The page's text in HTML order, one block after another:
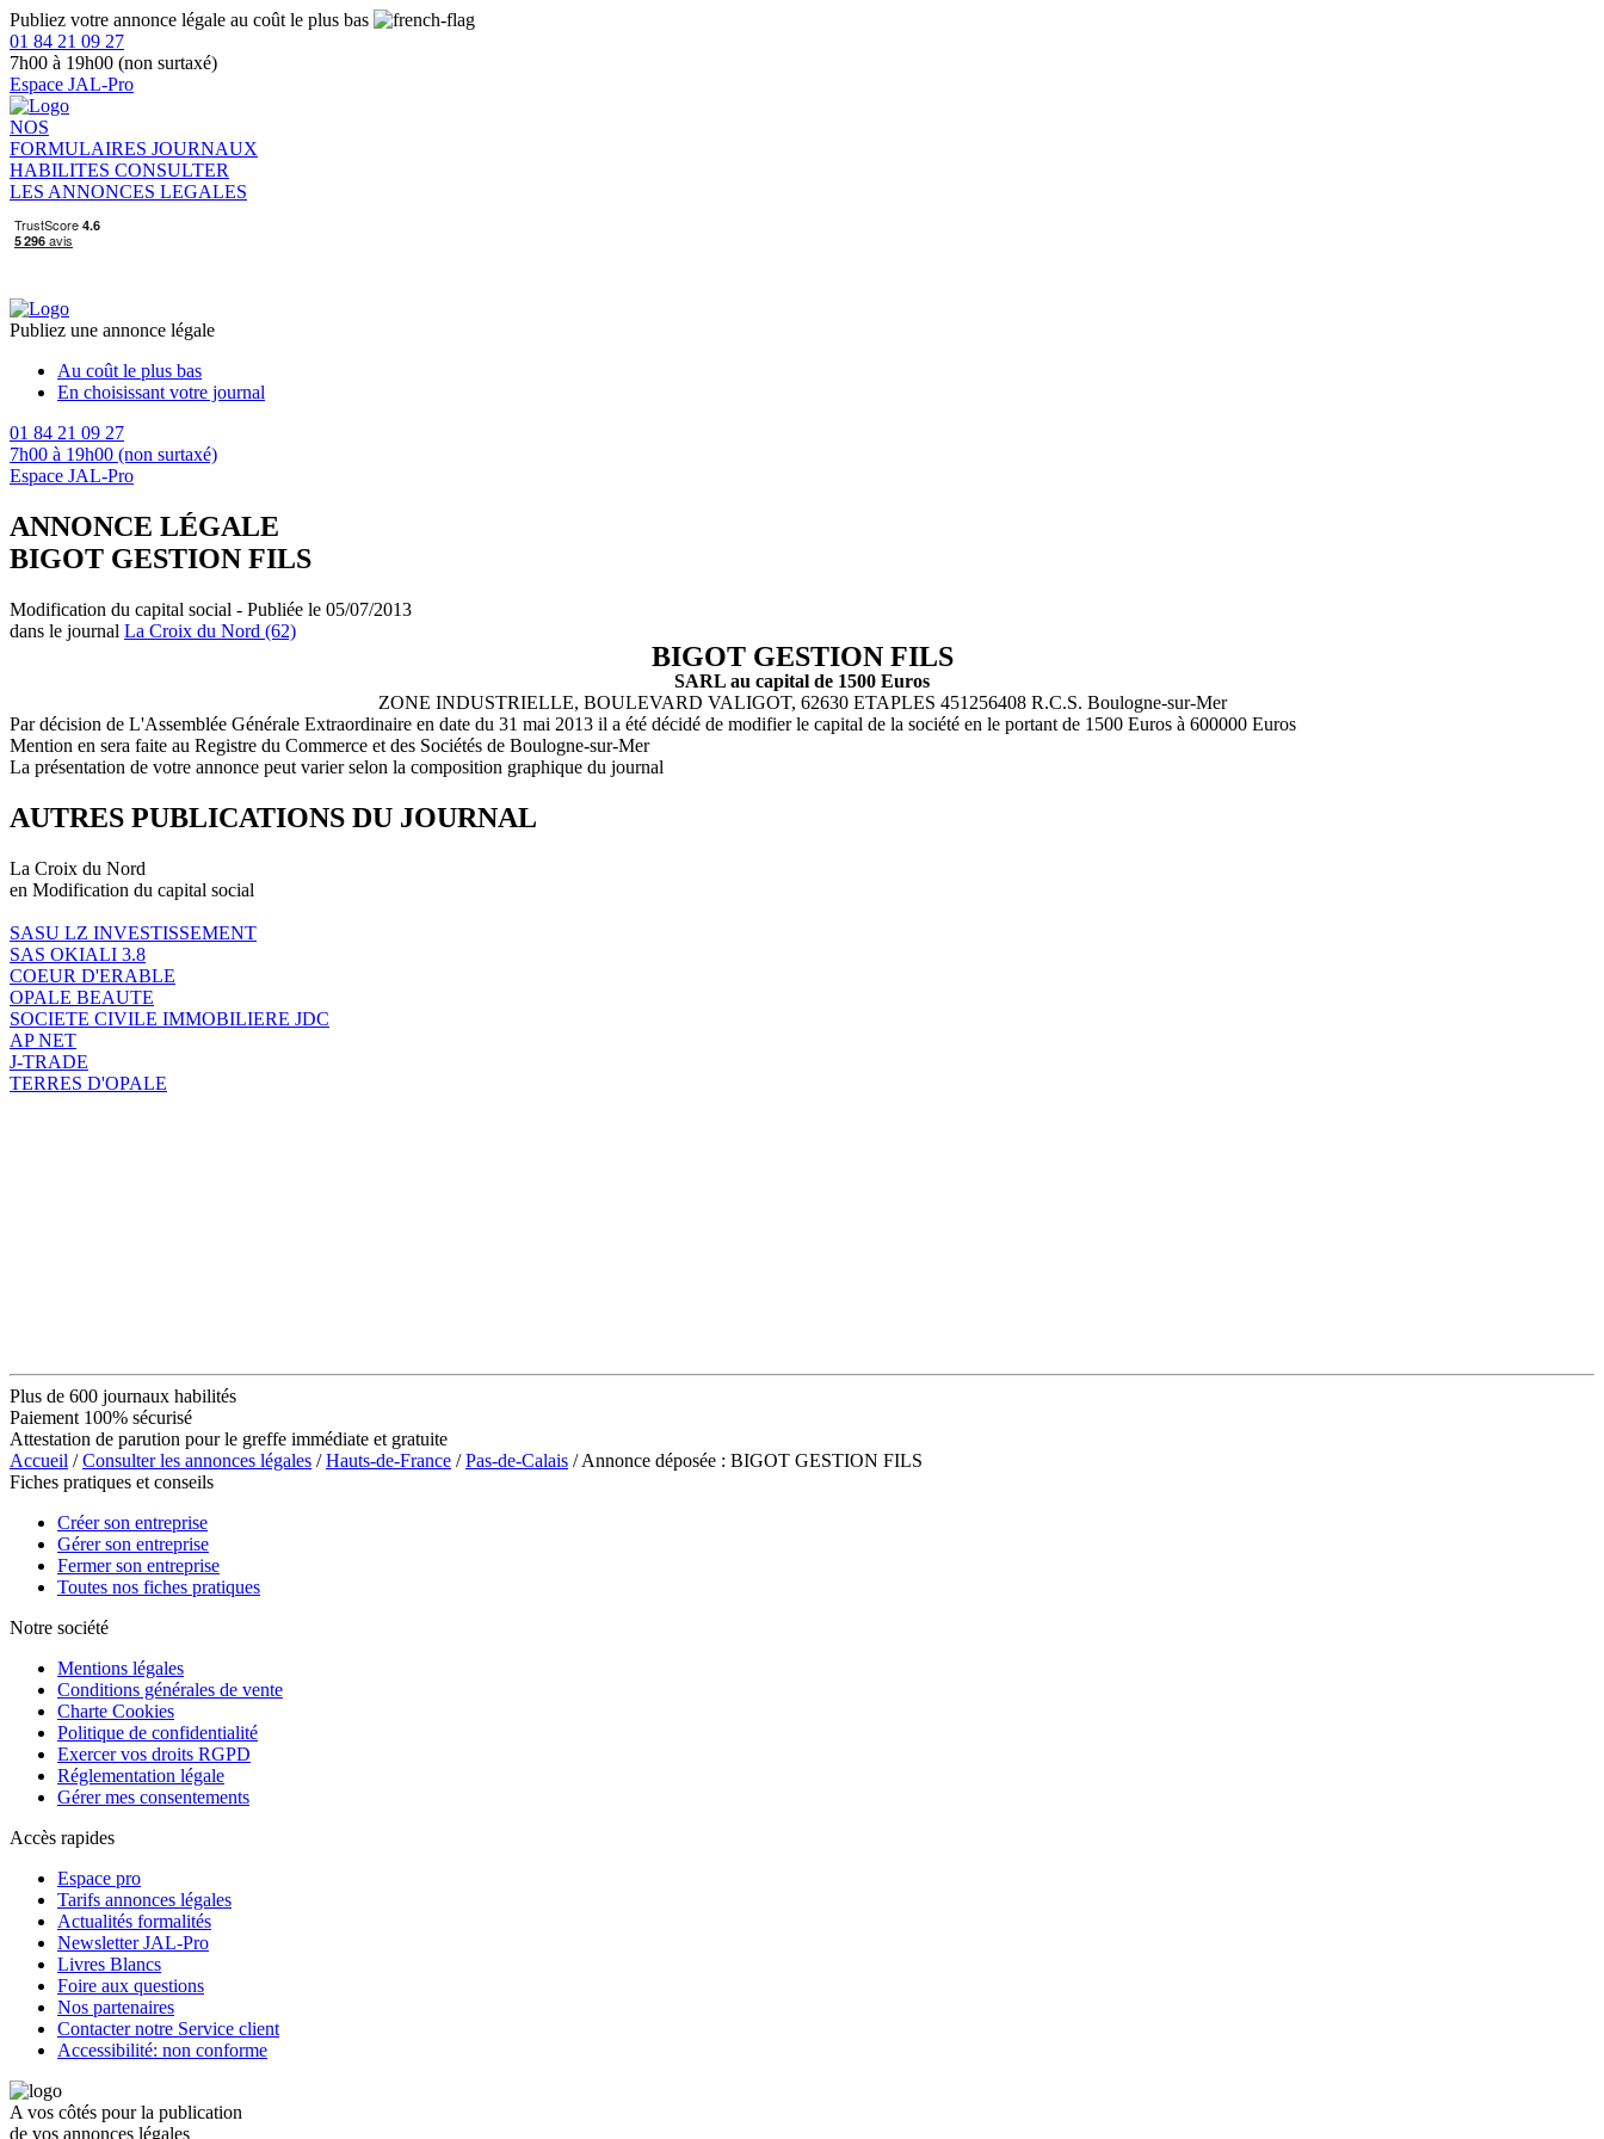
Publiez votre annonce légale au coût le plus bas
01 84 21 09 27
7h00 à 19h00 (non surtaxé)
Espace JAL-Pro
NOS
FORMULAIRES JOURNAUX
HABILITES CONSULTER
LES ANNONCES LEGALES
Publiez une annonce légale
Au coût le plus bas
En choisissant votre journal
01 84 21 09 27
7h00 à 19h00 (non surtaxé)
Espace JAL-Pro
ANNONCE LÉGALE
BIGOT GESTION FILS
Modification du capital social - Publiée le 05/07/2013
dans le journal La Croix du Nord (62)
BIGOT GESTION FILS
SARL au capital de 1500 Euros
ZONE INDUSTRIELLE, BOULEVARD VALIGOT, 62630 ETAPLES 451256408 R.C.S. Boulogne-sur-Mer
Par décision de L'Assemblée Générale Extraordinaire en date du 31 mai 2013 il a été décidé de modifier le capital de la société en le portant de 1500 Euros à 600000 Euros
Mention en sera faite au Registre du Commerce et des Sociétés de Boulogne-sur-Mer
La présentation de votre annonce peut varier selon la composition graphique du journal
AUTRES PUBLICATIONS DU JOURNAL
La Croix du Nord
en Modification du capital social
SASU LZ INVESTISSEMENT
SAS OKIALI 3.8
COEUR D'ERABLE
OPALE BEAUTE
SOCIETE CIVILE IMMOBILIERE JDC
AP NET
J-TRADE
TERRES D'OPALE
Plus de 600 journaux habilités
Paiement 100% sécurisé
Attestation de parution pour le greffe immédiate et gratuite
Accueil /Consulter les annonces légales /Hauts-de-France /Pas-de-Calais / Annonce déposée : BIGOT GESTION FILS
Fiches pratiques et conseils
Créer son entreprise
Gérer son entreprise
Fermer son entreprise
Toutes nos fiches pratiques
Notre société
Mentions légales
Conditions générales de vente
Charte Cookies
Politique de confidentialité
Exercer vos droits RGPD
Réglementation légale
Gérer mes consentements
Accès rapides
Espace pro
Tarifs annonces légales
Actualités formalités
Newsletter JAL-Pro
Livres Blancs
Foire aux questions
Nos partenaires
Contacter notre Service client
Accessibilité: non conforme
A vos côtés pour la publication
de vos annonces légales